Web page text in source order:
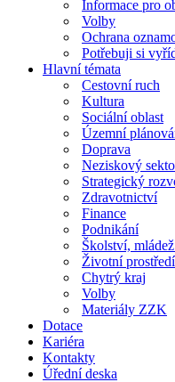
Informace pro
Volby
Ochrana
Potřebuji si
Hlavní témata
Cestovní ruch
Kultura
Sociální oblast
Územní
Doprava
Neziskový
Strategický
Zdravotnictví
Finance
Podnikání
Školství,
Životní
Chytrý kraj
Volby
Materiály ZZK
Dotace
Kariéra
Kontakty
Úřední deska